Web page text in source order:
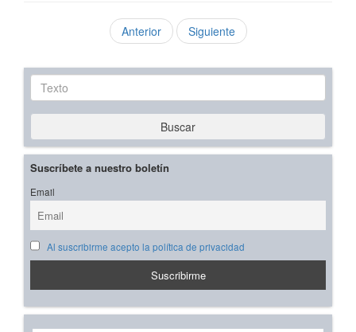
Anterior Siguiente
Texto
Buscar
Suscríbete a nuestro boletín
Email
Al suscribirme acepto la política de privacidad